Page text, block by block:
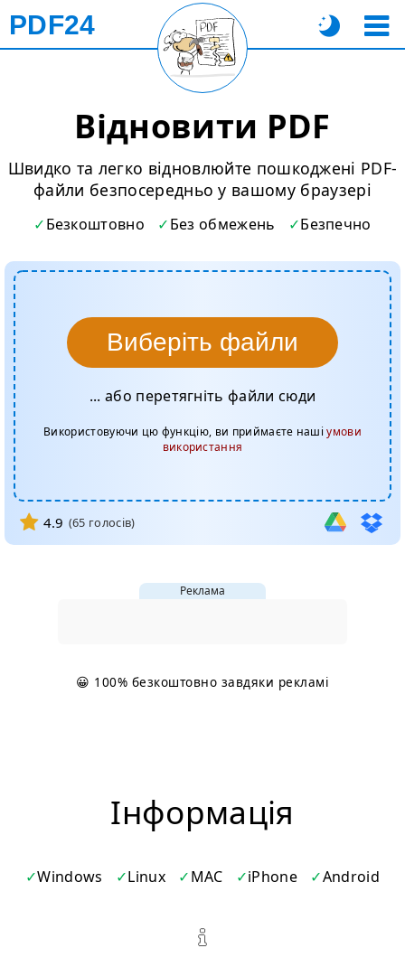
PDF24
Відновити PDF
Швидко та легко відновлюйте пошкоджені PDF-
файли безпосередньо у вашому браузері
Безкоштовно Без обмежень Безпечно
Виберіть файли
... або перетягніть файли сюди
Використовуючи цю функцію, ви приймаєте нашіумови
використання
4.9 (65 голосів)
Реклама
😀 100% безкоштовно завдяки рекламі
Iнформація
Windows Linux MAC iPhone Android